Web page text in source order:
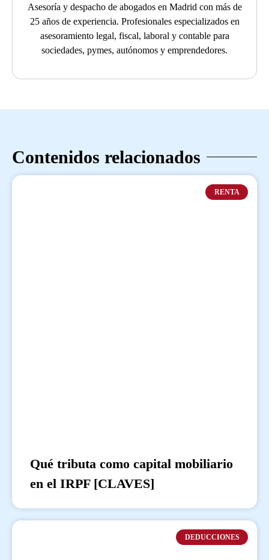
Asesoría y despacho de abogados en Madrid con más de
25 años de experiencia. Profesionales especializados en
asesoramiento legal, fiscal, laboral y contable para
sociedades, pymes, autónomos y emprendedores.
Contenidos relacionados
RENTA
Qué tributa como capital mobiliario
en el IRPF [CLAVES]
DEDUCCIONES